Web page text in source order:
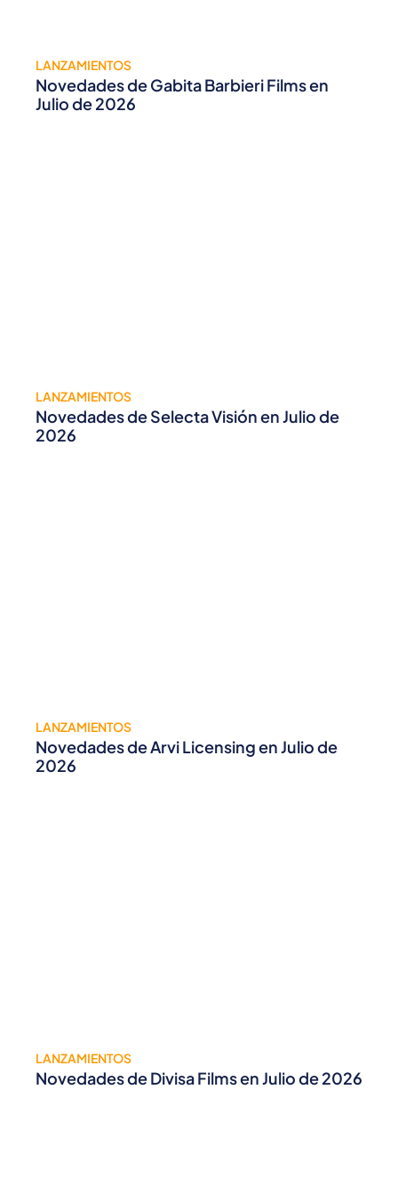
LANZAMIENTOS
Novedades de Gabita Barbieri Films en
Julio de 2026
LANZAMIENTOS
Novedades de Selecta Visión en Julio de
2026
LANZAMIENTOS
Novedades de Arvi Licensing en Julio de
2026
LANZAMIENTOS
Novedades de Divisa Films en Julio de 2026